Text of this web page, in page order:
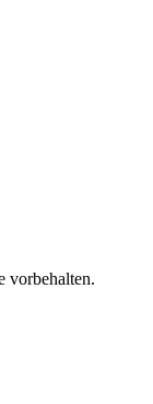
vorbehalten.